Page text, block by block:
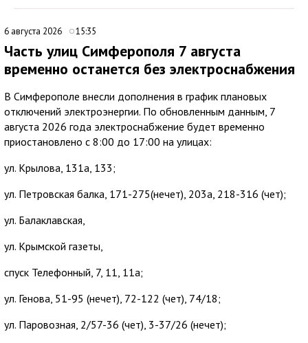
6 августа 2026 15:35
Часть улиц Симферополя 7 августа
временно останется без электроснабжения
В Симферополе внесли дополнения в график плановых
отключений электроэнергии. По обновленным данным, 7
августа 2026 года электроснабжение будет временно
приостановлено с 8:00 до 17:00 на улицах:
ул. Крылова, 131а, 133;
ул. Петровская балка, 171-275(нечет), 203а, 218-316 (чет);
ул. Балаклавская,
ул. Крымской газеты,
спуск Телефонный, 7, 11, 11а;
ул. Генова, 51-95 (нечет), 72-122 (чет), 74/18;
ул. Паровозная, 2/57-36 (чет), 3-37/26 (нечет);